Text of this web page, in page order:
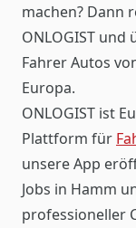
machen? Dann
ONLOGIST
Fahrer Autos
Europa.
ONLOGIST ist
Plattform für
unsere App
Jobs in Hamm
professioneller